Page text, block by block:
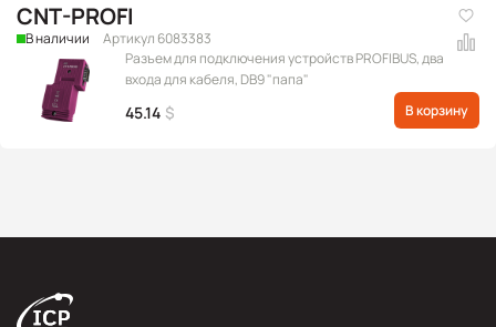
CNT-PROFI
В наличии
Артикул 6083383
Разъем для подключения устройств PROFIBUS, два
входа для кабеля, DB9 "папа"
45.14 $ В корзину